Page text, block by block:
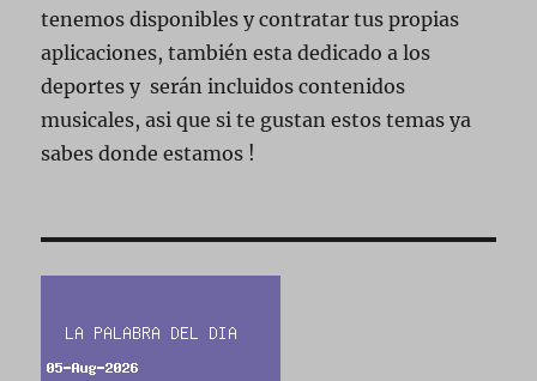
tenemos disponibles y contratar tus propias
aplicaciones, también esta dedicado a los
deportes y serán incluidos contenidos
musicales, asi que si te gustan estos temas ya
sabes donde estamos !